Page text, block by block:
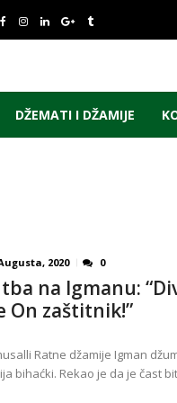
DŽEMATI I DŽAMIJE
2020 0
na Igmanu:
On zaštitnik!”
Ratne džamije Igman
bihaćki. Rekao je da je čast